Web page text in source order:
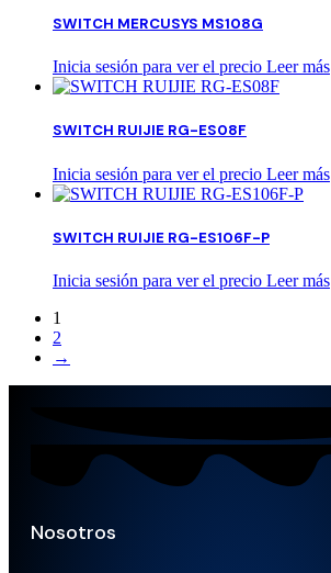
SWITCH MERCUSYS MS108G
Inicia sesión para ver el precio Leer más
SWITCH RUIJIE RG-ES08F
Inicia sesión para ver el precio Leer más
SWITCH RUIJIE RG-ES106F-P
Inicia sesión para ver el precio Leer más
1
2
→
Nosotros